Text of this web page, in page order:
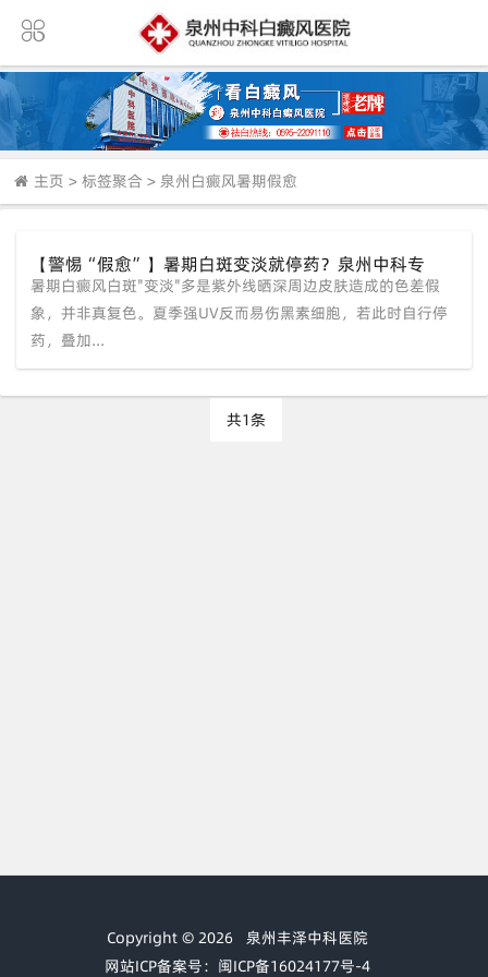
主页 > 标签聚合 > 泉州白癜风暑期假愈
【警惕“假愈”】暑期白斑变淡就停药？泉州中科专
家：那是紫外线“障眼法”！三维CT查基底，防秋季大
爆发。
暑期白癜风白斑"变淡"多是紫外线晒深周边皮肤造成的色差假
象，并非真复色。夏季强UV反而易伤黑素细胞，若此时自行停
药，叠加...
共1条
Copyright © 2026 泉州丰泽中科医院
网站ICP备案号：闽ICP备16024177号-4